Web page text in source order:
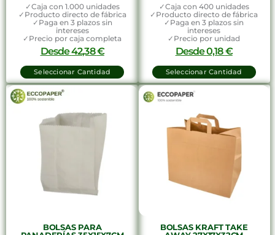
✓Caja con 1.000 unidades
✓Producto directo de fábrica
✓Paga en 3 plazos sin
intereses
✓Precio por caja completa
Desde42,38€
Seleccionar Cantidad
✓Caja con 400 unidades
✓Producto directo de fábrica
✓Paga en 3 plazos sin
intereses
✓Precio por unidad
Desde0,18€
Seleccionar Cantidad
BOLSAS PARA
BOLSAS KRAFT TAKE